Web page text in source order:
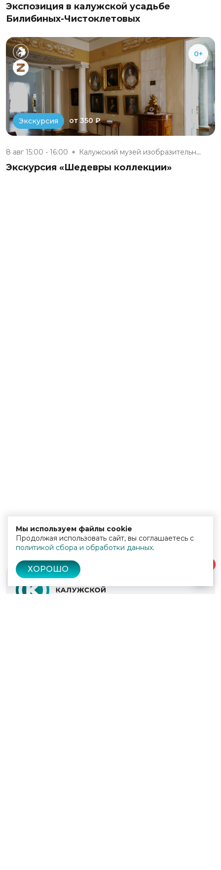
Экспозиция в калужской усадьбе
Билибиных-Чистоклетовых
0+
Экскурсия от 350 ₽
8 авг 15:00 - 16:00 Калужский музей изобразительны...
Экскурсия «Шедевры коллекции»
Мы используем файлы cookie
Продолжая использовать сайт, вы соглашаетесь с
политикой сбора и обработки данных.
ХОРОШО